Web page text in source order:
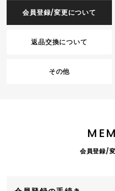
会員登録/変更について
返品交換について
その他
会員登録/